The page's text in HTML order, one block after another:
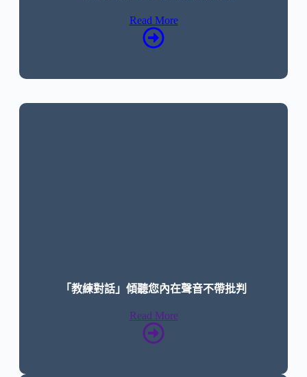
Read More
「教練對話」傾聽您內在聲音不帶批判
Read More